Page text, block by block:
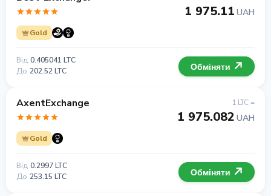
Gold
1 975.11 UAH
Від 0.405041 LTC
До 202.52 LTC Обміняти
AxentExchange
Gold
1 LTC =
1 975.082 UAH
Від 0.2997 LTC
До 253.15 LTC Обміняти